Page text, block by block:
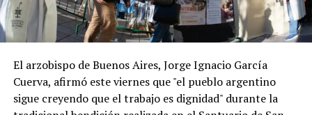
El arzobispo de Buenos Aires, Jorge Ignacio García
Cuerva, afirmó este viernes que "el pueblo argentino
sigue creyendo que el trabajo es dignidad" durante la